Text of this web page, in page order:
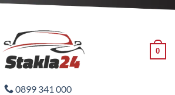
0
0899 341 000